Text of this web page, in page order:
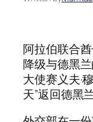
阿拉伯联合
降级与德黑
大使赛义夫·
天”返回德黑兰